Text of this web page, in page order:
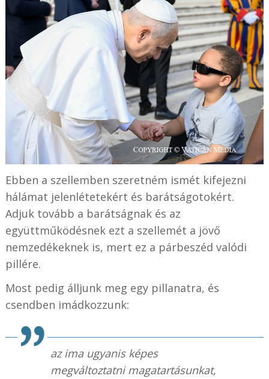
Ebben a szellemben szeretném ismét kifejezni
hálámat jelenlétetekért és barátságotokért.
Adjuk tovább a barátságnak és az
együttműködésnek ezt a szellemét a jövő
nemzedékeknek is, mert ez a párbeszéd valódi
pillére.
Most pedig álljunk meg egy pillanatra, és
csendben imádkozzunk:
az ima ugyanis képes
megváltoztatni magatartásunkat,